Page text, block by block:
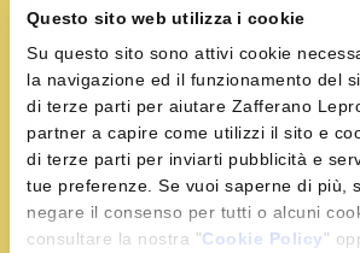
Questo sito web utilizza i cookie
Su questo sito sono attivi cookie
la navigazione ed il funzionamento del
di terze parti per aiutare Zafferano
partner a capire come utilizzi il sito e
di terze parti per inviarti pubblicità e
tue preferenze. Se vuoi saperne di più,
negare il consenso per tutti o alcuni
consultare la nostra "Cookie Policy"
Condividi la ricetta